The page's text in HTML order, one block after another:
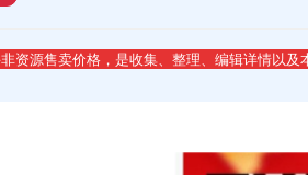
非资源售卖价格，是收集、整理、编辑详情以及